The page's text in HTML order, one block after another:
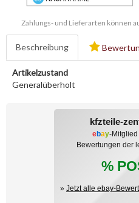
Zahlungs- und Lieferarten können
Beschreibung
Artikelzustand
Generalüberholt
kfzteile-
ebay-Mitglied
Bewertungen der
%
» Jetzt alle ebay-